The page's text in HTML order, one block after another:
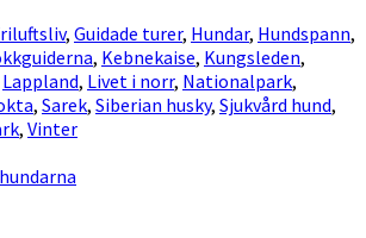
, Guidade turer, Hundar, Hundspann,
, Kebnekaise, Kungsleden,
Lappland, Livet i norr, Nationalpark,
, Sarek, Siberian husky, Sjukvård hund,
, Vinter